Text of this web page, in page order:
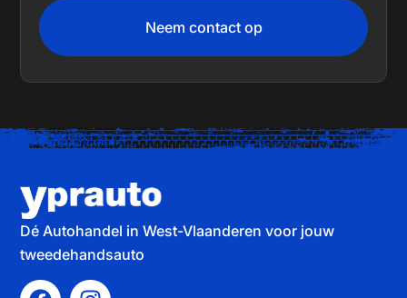
Neem contact op
Dé Autohandel in West-Vlaanderen voor jouw
tweedehandsauto